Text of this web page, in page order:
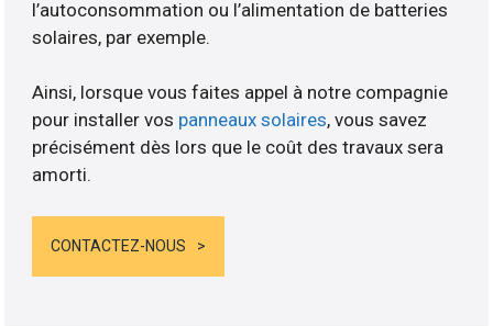
l’autoconsommation ou l’alimentation de batteries
solaires, par exemple.
Ainsi, lorsque vous faites appel à notre compagnie
pour installer vos panneaux solaires, vous savez
précisément dès lors que le coût des travaux sera
amorti.
CONTACTEZ-NOUS